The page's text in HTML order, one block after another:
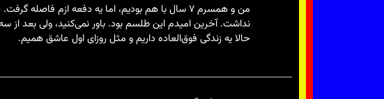
من و همسرم ۷ سال با هم بودیم، اما یه دفعه ازم
نداشت. آخرین امیدم این طلسم بود. باور نمی‌کنید، ولی بعد از
حالا یه زندگی فوق‌العاده داریم و مثل روزای اول عاشق همیم.